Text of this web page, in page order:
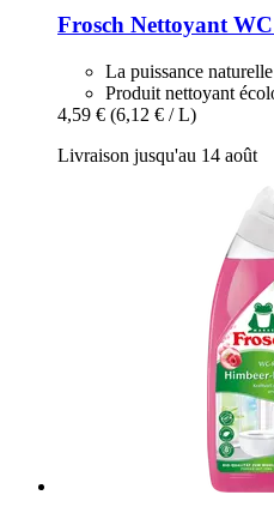
Frosch Nettoyant
La puissance
Produit nettoyant
4,59 € (6,12 € / L)
Livraison jusqu'au 14 août